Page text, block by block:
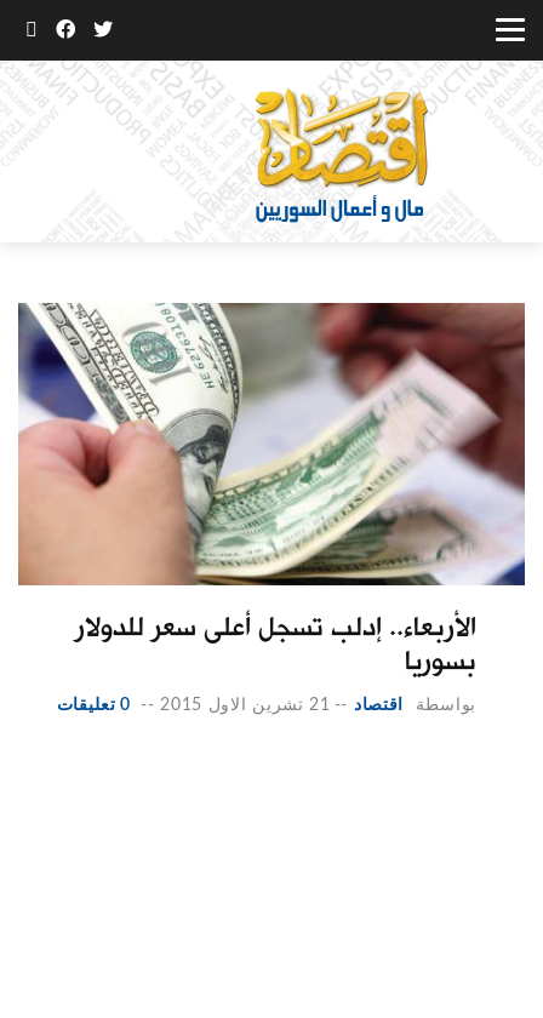
الأربعاء.. إدلب تسجل أعلى سعر للدولار
بسوريا
بواسطة اقتصاد -- 21 تشرين الاول 2015 -- 0 تعليقات